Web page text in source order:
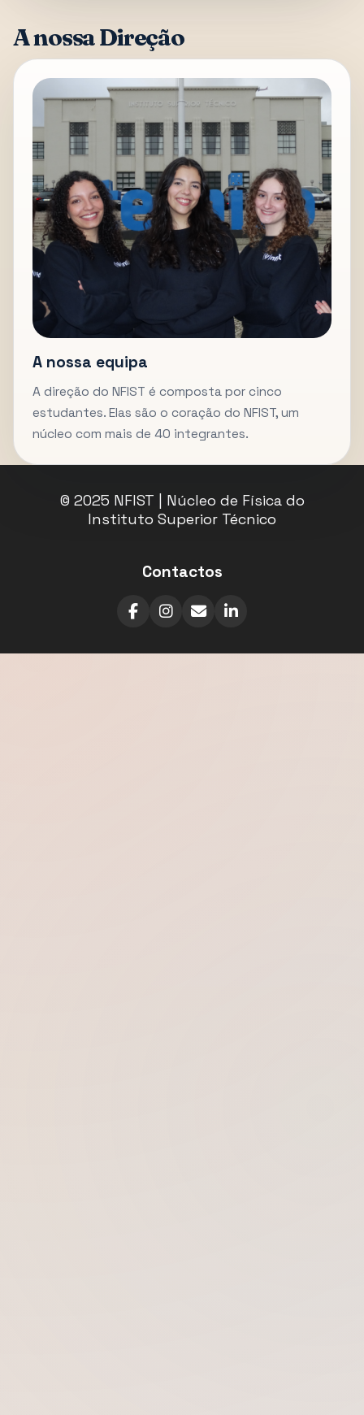
A nossa Direção
A nossa equipa
A direção do NFIST é composta por cinco
estudantes. Elas são o coração do NFIST, um
núcleo com mais de 40 integrantes.
© 2025 NFIST | Núcleo de Física do
Instituto Superior Técnico
Contactos